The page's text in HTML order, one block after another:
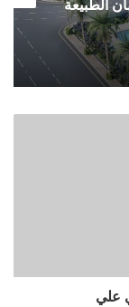
الطبيعة
علي